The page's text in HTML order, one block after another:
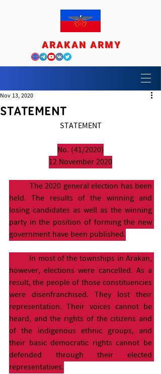
ARAKAN ARMY
STATEMENT
Nov 13, 2020
STATEMENT
No. (41/2020)
12 November 2020
held. The results of the winning and
losing candidates as well as the winning
party in the position of forming the new
government have been published.
however, elections were cancelled. As a
result, the people of those constituencies
were disenfranchised. They lost their
representation. Their voices cannot be
heard, and the rights of the citizens and
of the indigenous ethnic groups, and
their basic democratic rights cannot be
defended through their elected
representatives.